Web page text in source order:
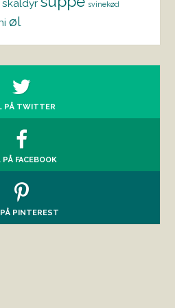
skaldyr svinekød
øl
PÅ TWITTER
PÅ FACEBOOK
PINTEREST